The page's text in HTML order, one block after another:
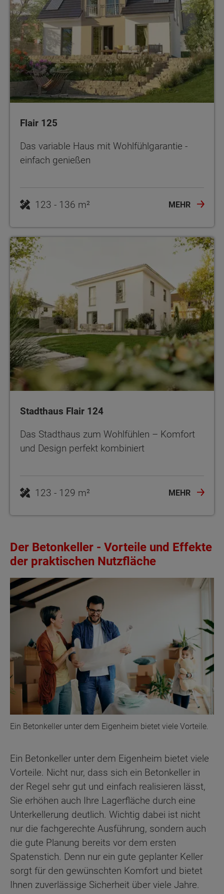
Flair 125
Das variable Haus mit Wohlfühlgarantie -
einfach genießen
123 - 136 m² MEHR
Stadthaus Flair 124
Das Stadthaus zum Wohlfühlen – Komfort
und Design perfekt kombiniert
123 - 129 m² MEHR
Der Betonkeller - Vorteile und Effekte
der praktischen Nutzfläche
Ein Betonkeller unter dem Eigenheim bietet viele Vorteile.
Ein Betonkeller unter dem Eigenheim bietet viele
Vorteile. Nicht nur, dass sich ein Betonkeller in
der Regel sehr gut und einfach realisieren lässt,
Sie erhöhen auch Ihre Lagerfläche durch eine
Unterkellerung deutlich. Wichtig dabei ist nicht
nur die fachgerechte Ausführung, sondern auch
die gute Planung bereits vor dem ersten
Spatenstich. Denn nur ein gute geplanter Keller
sorgt für den gewünschten Komfort und bietet
Ihnen zuverlässige Sicherheit über viele Jahre.